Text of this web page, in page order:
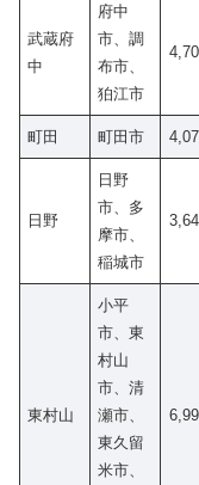
武蔵府
中
府中
市、調
布市、
狛江市
町田 町田市
日野
日野
市、多
摩市、
稲城市
東村山
小平
市、東
村山
市、清
瀬市、
東久留
米市、